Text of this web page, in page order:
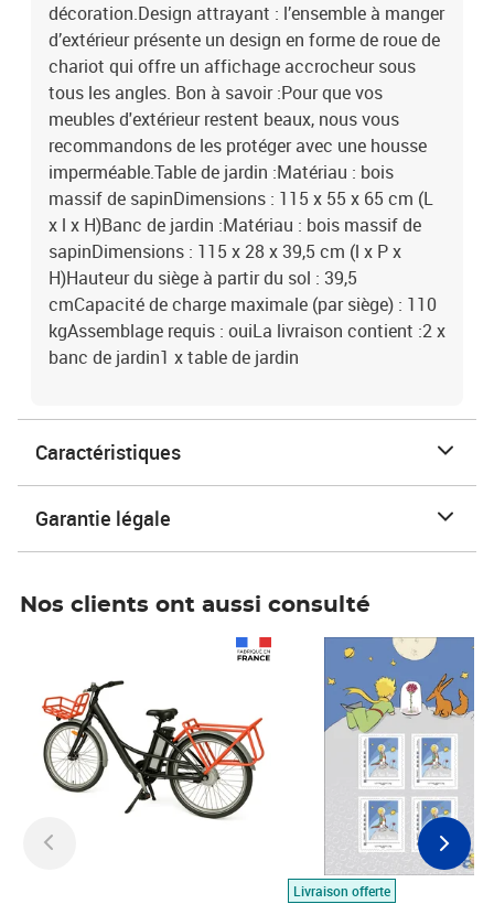
décoration.Design attrayant : l’ensemble à manger
d’extérieur présente un design en forme de roue de
chariot qui offre un affichage accrocheur sous
tous les angles. Bon à savoir :Pour que vos
meubles d'extérieur restent beaux, nous vous
recommandons de les protéger avec une housse
imperméable.Table de jardin :Matériau : bois
massif de sapinDimensions : 115 x 55 x 65 cm (L
x l x H)Banc de jardin :Matériau : bois massif de
sapinDimensions : 115 x 28 x 39,5 cm (l x P x
H)Hauteur du siège à partir du sol : 39,5
cmCapacité de charge maximale (par siège) : 110
kgAssemblage requis : ouiLa livraison contient :2 x
banc de jardin1 x table de jardin
Caractéristiques
Garantie légale
Nos clients ont aussi consulté
Livraison offerte
Prix 7,50€